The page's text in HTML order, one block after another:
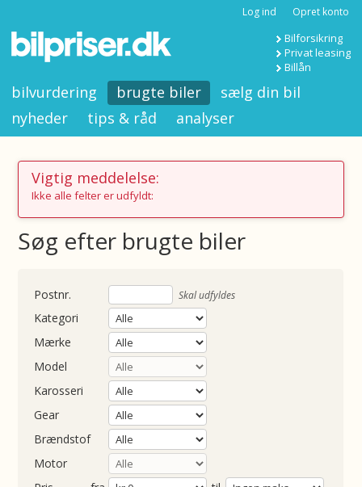
Log ind Opret konto
Bilforsikring
Privat leasing
Billån
bilvurdering brugte biler
sælg din bil
nyheder
tips & råd analyser
Vigtig meddelelse:
Ikke alle felter er udfyldt:
Søg efter brugte biler
Skal udfyldes
Kategori
Mærke
Model
Karosseri
Gear
Brændstof
Motor